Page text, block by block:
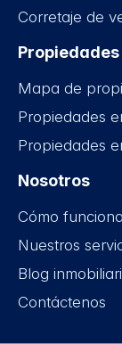
Corretaje de
Propiedades
Mapa de
Propiedades
Propiedades
Nosotros
Cómo funciona
Nuestros
Blog
Contáctenos